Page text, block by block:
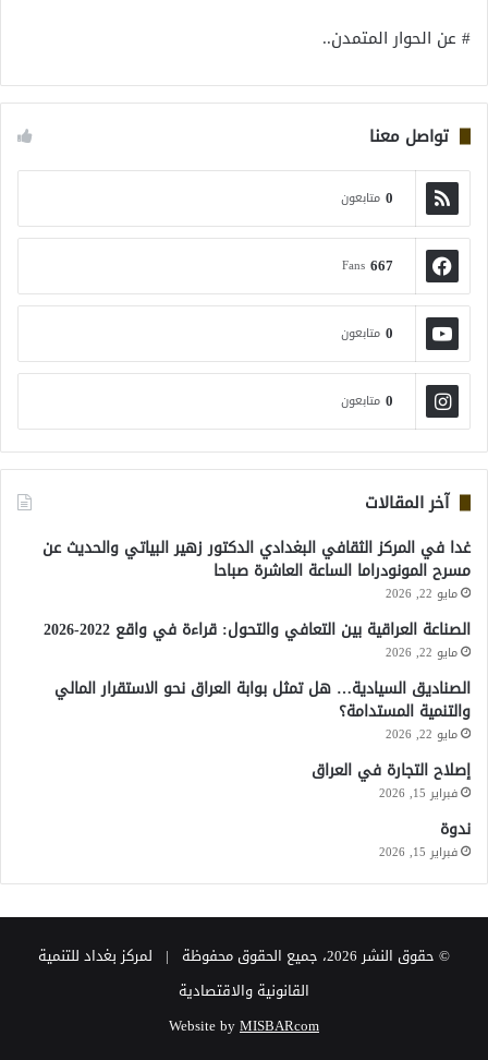
# عن الحوار المتمدن..
تواصل معنا
0 متابعون
667
Fans
0 متابعون
0 متابعون
آخر المقالات
غدا في المركز الثقافي البغدادي الدكتور زهير البياتي والحديث عن
مسرح المونودراما الساعة العاشرة صباحا
مايو 22, 2026
الصناعة العراقية بين التعافي والتحول: قراءة في واقع 2022-2026
مايو 22, 2026
الصناديق السيادية… هل تمثل بوابة العراق نحو الاستقرار المالي
والتنمية المستدامة؟
مايو 22, 2026
إصلاح التجارة في العراق
فبراير 15, 2026
ندوة
فبراير 15, 2026
© حقوق النشر 2026، جميع الحقوق محفوظة | لمركز بغداد للتنمية
القانونية والاقتصادية
Website byMISBARcom